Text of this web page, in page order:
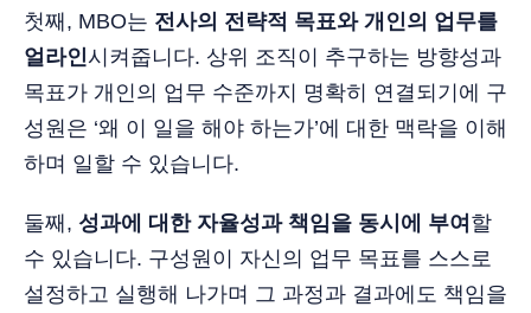
첫째, MBO는 전사의 전략적 목표와 개인의 업무를
얼라인시켜줍니다. 상위 조직이 추구하는 방향성과
목표가 개인의 업무 수준까지 명확히 연결되기에 구
성원은 ‘왜 이 일을 해야 하는가’에 대한 맥락을 이해
하며 일할 수 있습니다.
둘째, 성과에 대한 자율성과 책임을 동시에 부여 할
수 있습니다. 구성원이 자신의 업무 목표를 스스로
설정하고 실행해 나가며 그 과정과 결과에도 책임을